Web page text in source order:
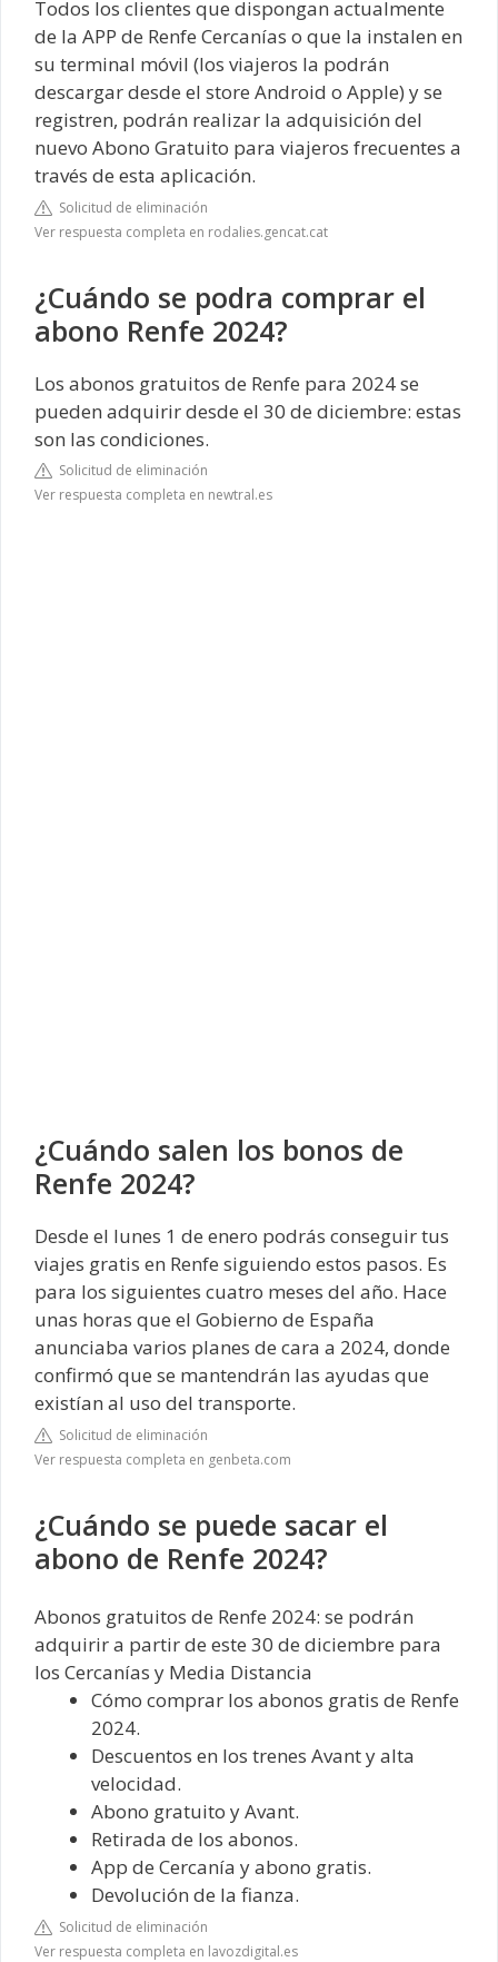
Todos los clientes que dispongan actualmente
de la APP de Renfe Cercanías o que la instalen en
su terminal móvil (los viajeros la podrán
descargar desde el store Android o Apple) y se
registren, podrán realizar la adquisición del
nuevo Abono Gratuito para viajeros frecuentes a
través de esta aplicación.
Solicitud de eliminación
Ver respuesta completa en rodalies.gencat.cat
¿Cuándo se podra comprar el
abono Renfe 2024?
Los abonos gratuitos de Renfe para 2024 se
pueden adquirir desde el 30 de diciembre: estas
son las condiciones.
Solicitud de eliminación
Ver respuesta completa en newtral.es
¿Cuándo salen los bonos de
Renfe 2024?
Desde el lunes 1 de enero podrás conseguir tus
viajes gratis en Renfe siguiendo estos pasos. Es
para los siguientes cuatro meses del año. Hace
unas horas que el Gobierno de España
anunciaba varios planes de cara a 2024, donde
confirmó que se mantendrán las ayudas que
existían al uso del transporte.
Solicitud de eliminación
Ver respuesta completa en genbeta.com
¿Cuándo se puede sacar el
abono de Renfe 2024?
Abonos gratuitos de Renfe 2024: se podrán
adquirir a partir de este 30 de diciembre para
los Cercanías y Media Distancia
Cómo comprar los abonos gratis de Renfe
2024.
Descuentos en los trenes Avant y alta
velocidad.
Abono gratuito y Avant.
Retirada de los abonos.
App de Cercanía y abono gratis.
Devolución de la fianza.
Solicitud de eliminación
Ver respuesta completa en lavozdigital.es